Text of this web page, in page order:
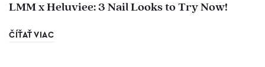
LMM x Heluviee: 3 Nail Looks to Try Now!
ČÍŤAŤ VIAC